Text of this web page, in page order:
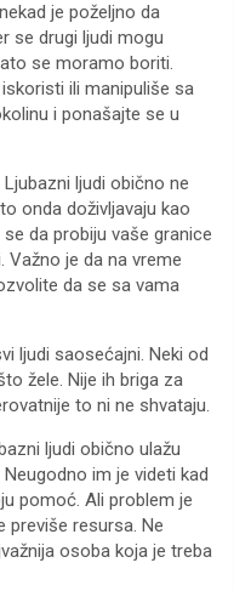
je poželjno da
se drugi ljudi mogu
se moramo boriti.
ili manipuliše sa
i ponašajte se u
Ljubazni ljudi obično ne
onda doživljavaju kao
da probiju vaše granice
Važno je da na vreme
da se sa vama
ljudi saosećajni. Neki od
žele. Nije ih briga za
to ni ne shvataju.
ljudi obično ulažu
im je videti kad
pomoć. Ali problem je
previše resursa. Ne
osoba koja je treba